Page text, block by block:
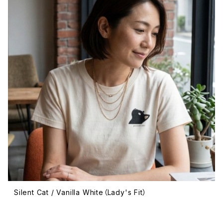
Silent Cat / Vanilla White（Lady's Fit）